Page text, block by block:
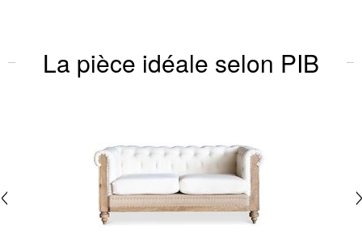
La pièce idéale selon PIB